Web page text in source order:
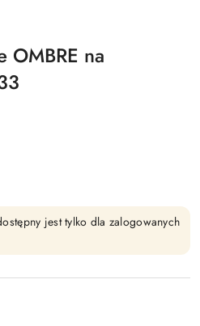
OMBRE na
jest tylko dla zalogowanych